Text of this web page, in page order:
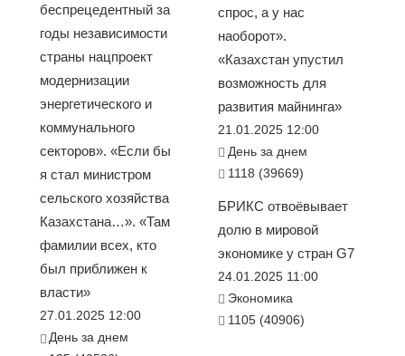
беспрецедентный за
годы независимости
страны нацпроект
модернизации
энергетического и
коммунального
секторов». «Если бы
я стал министром
сельского хозяйства
Казахстана…». «Там
фамилии всех, кто
был приближен к
власти»
27.01.2025 12:00
День за днем
спрос, а у нас
наоборот».
«Казахстан упустил
возможность для
развития майнинга»
21.01.2025 12:00
День за днем
1118 (39669)
БРИКС отвоёвывает
долю в мировой
экономике у стран G7
24.01.2025 11:00
Экономика
1105 (40906)